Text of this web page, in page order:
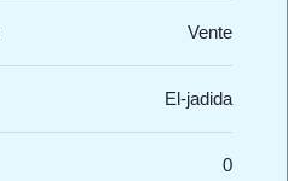
Vente
El-jadida
0